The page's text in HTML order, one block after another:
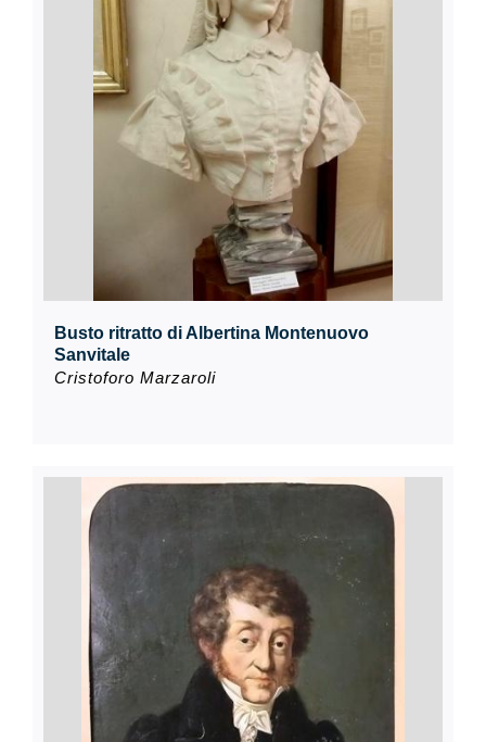
Busto ritratto di Albertina Montenuovo
Sanvitale
Cristoforo Marzaroli